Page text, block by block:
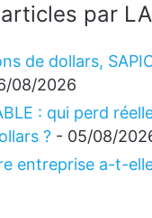
par LA
de dollars,
08/2026
: qui perd
? - 05/08/
entreprise a-t-